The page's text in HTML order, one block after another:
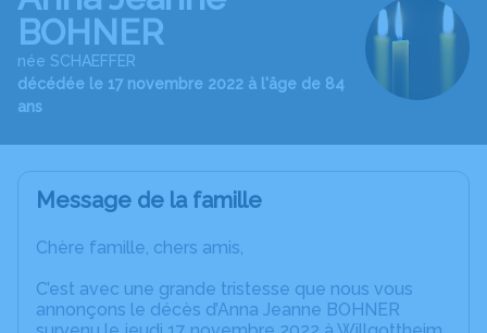
BOHNER
née SCHAEFFER
décédée le 17 novembre 2022 à l'âge de 84
ans
Message de la famille
Chère famille, chers amis,
C’est avec une grande tristesse que nous vous
annonçons le décès d’Anna Jeanne BOHNER